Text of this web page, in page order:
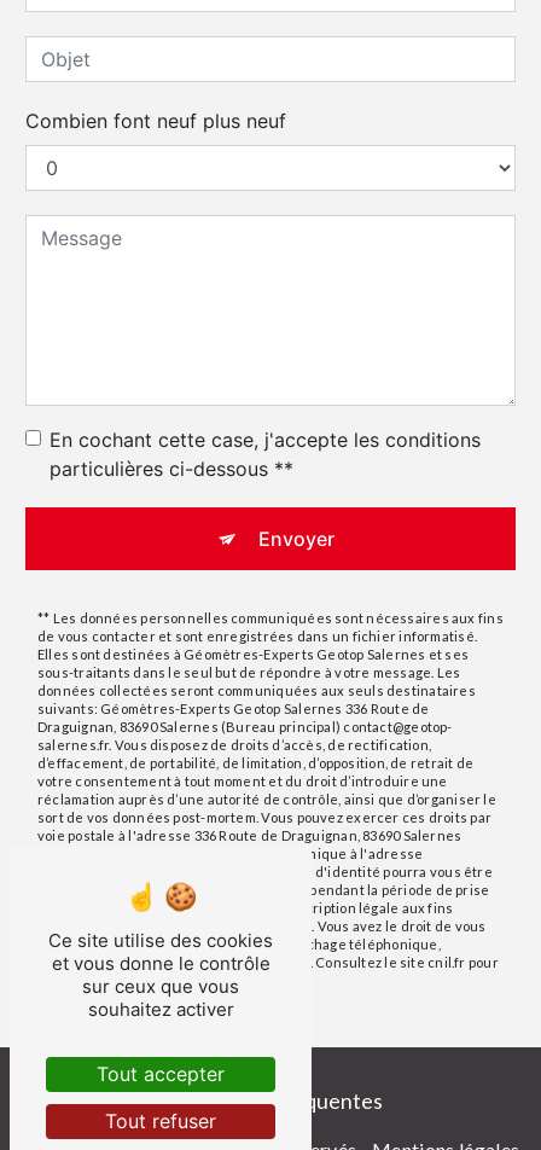
Combien font neuf plus neuf
En cochant cette case, j'accepte les conditions
particulières ci-dessous **
Envoyer
** Les données personnelles communiquées sont nécessaires aux fins
de vous contacter et sont enregistrées dans un fichier informatisé.
Elles sont destinées à Géomètres-Experts Geotop Salernes et ses
sous-traitants dans le seul but de répondre à votre message. Les
données collectées seront communiquées aux seuls destinataires
suivants: Géomètres-Experts Geotop Salernes 336 Route de
Draguignan, 83690 Salernes (Bureau principal) contact@geotop-
salernes.fr. Vous disposez de droits d’accès, de rectification,
d’effacement, de portabilité, de limitation, d’opposition, de retrait de
votre consentement à tout moment et du droit d’introduire une
réclamation auprès d’une autorité de contrôle, ainsi que d’organiser le
sort de vos données post-mortem. Vous pouvez exercer ces droits par
voie postale à l'adresse 336 Route de Draguignan, 83690 Salernes
(Bureau principal) ou par courrier électronique à l'adresse
contact@geotop-salernes.fr. Un justificatif d'identité pourra vous être
demandé. Nous conservons vos données pendant la période de prise
de contact puis pendant la durée de prescription légale aux fins
probatoires et de gestion des contentieux. Vous avez le droit de vous
inscrire sur la liste d'opposition au démarchage téléphonique,
disponible à cette adresse:
Bloctel.gouv.fr
. Consultez le site cnil.fr pour
plus d’informations sur vos droits.
Recherches fréquentes
Ce site utilise des cookies
et vous donne le contrôle
sur ceux que vous
souhaitez activer
Tout accepter
Tout refuser